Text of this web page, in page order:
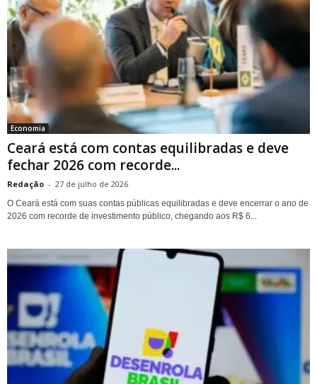
Economia
Ceará está com contas equilibradas e deve
fechar 2026 com recorde...
Redação - 27 de julho de 2026
O Ceará está com suas contas públicas equilibradas e deve encerrar o ano de
2026 com recorde de investimento público, chegando aos R$ 6...